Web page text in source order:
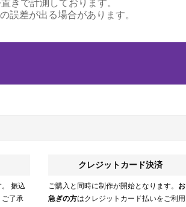
きで計測しております。
誤差が出る場合があります。
振込
ご了承
クレジットカード決済
ご購入と同時に制作が開始となります。 お
急ぎの方はクレジットカード払いをご利用